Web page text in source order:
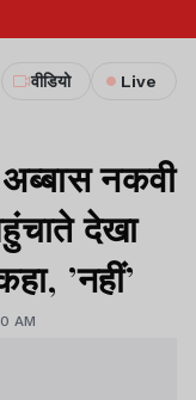
वीडियो Live
नकवी
देखा
’नहीं’
AM